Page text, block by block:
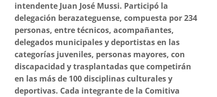
intendente Juan José Mussi. Participó la
delegación berazateguense, compuesta por 234
personas, entre técnicos, acompañantes,
delegados municipales y deportistas en las
categorías juveniles, personas mayores, con
discapacidad y trasplantadas que competirán
en las más de 100 disciplinas culturales y
deportivas. Cada integrante de la Comitiva